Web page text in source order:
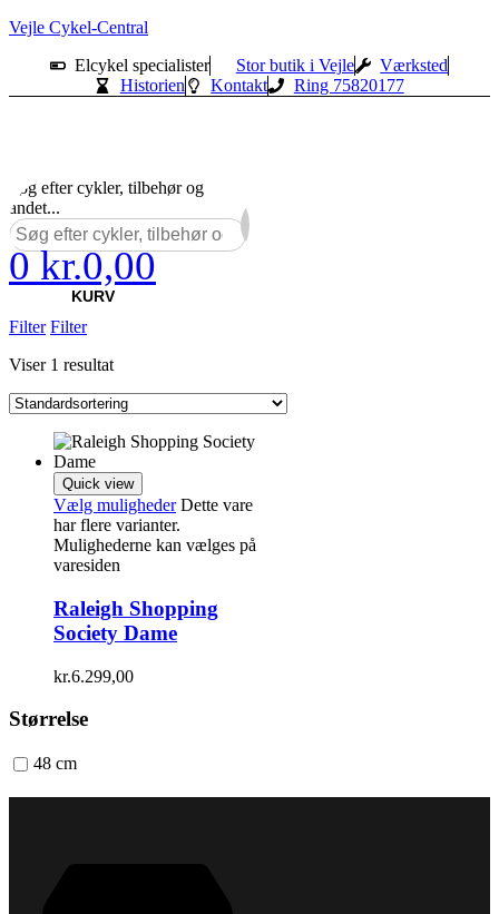
Vejle Cykel-Central
Elcykel specialister
Stor butik i Vejle
Værksted
Historien
Kontakt Ring 75820177
Søg efter cykler, tilbehør og
andet...
×
0 kr.0,00
KURV
Filter Filter
Viser 1 resultat
Quick view
Vælg muligheder Dette vare
har flere varianter.
Mulighederne kan vælges på
varesiden
Raleigh Shopping
Society Dame
kr.6.299,00
Størrelse
48 cm